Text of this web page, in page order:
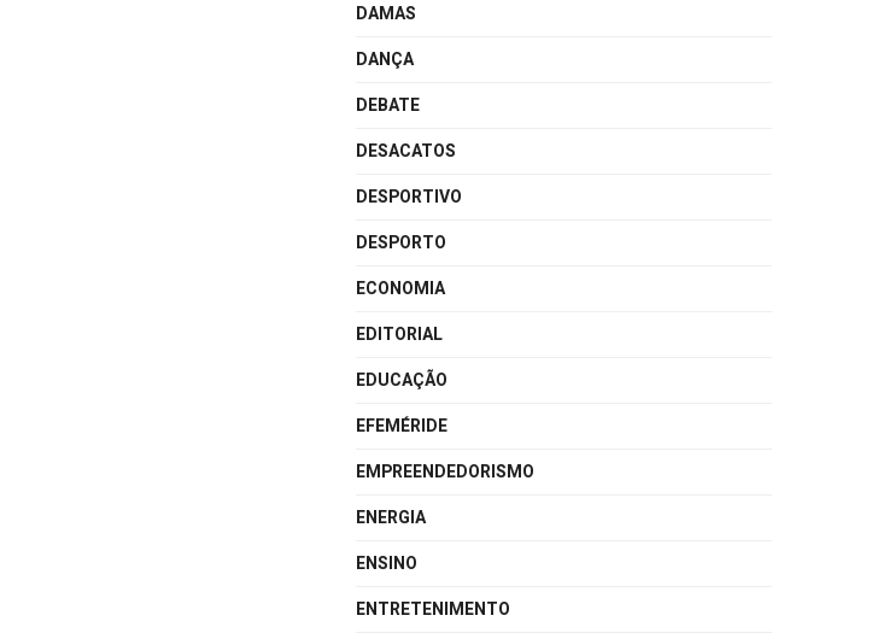
DAMAS
DANÇA
DEBATE
DESACATOS
DESPORTIVO
DESPORTO
ECONOMIA
EDITORIAL
EDUCAÇÃO
EFEMÉRIDE
EMPREENDEDORISMO
ENERGIA
ENSINO
ENTRETENIMENTO